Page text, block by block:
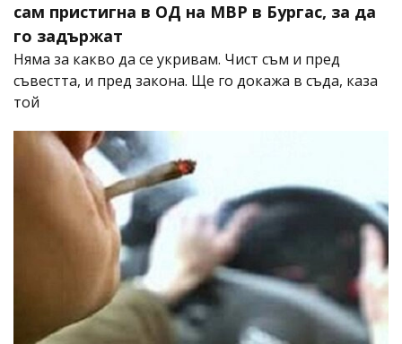
сам пристигна в ОД на МВР в Бургас, за да
го задържат
Няма за какво да се укривам. Чист съм и пред
съвестта, и пред закона. Ще го докажа в съда, каза
той